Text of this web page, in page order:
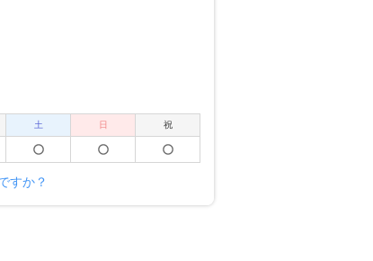
土 日 祝
すか？